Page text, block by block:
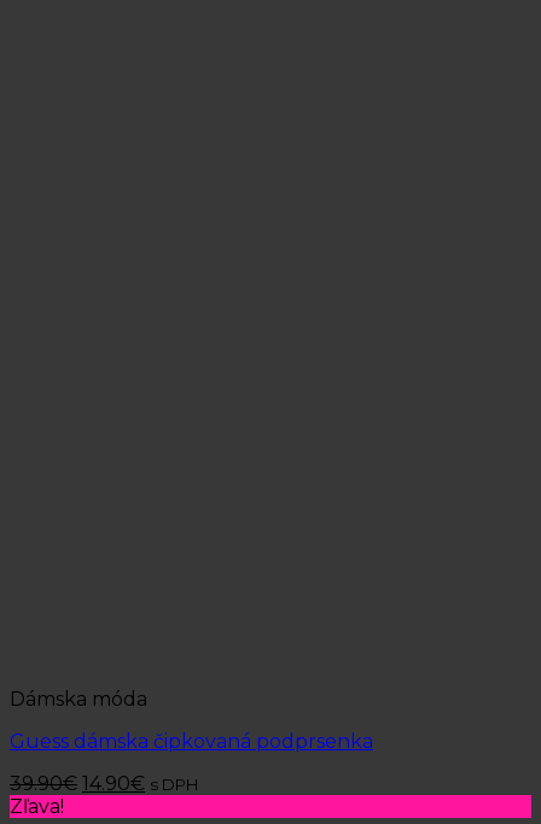
Dámska móda
Guess dámska čipkovaná podprsenka
39.90€ 14.90€ s DPH
Zľava!